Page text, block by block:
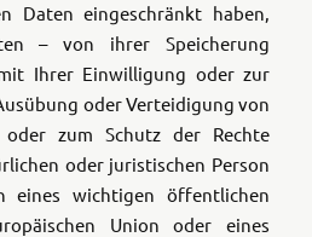
Daten eingeschränkt haben,
– von ihrer Speicherung
Ihrer Einwilligung oder zur
oder Verteidigung von
oder zum Schutz der Rechte
oder juristischen Person
eines wichtigen öffentlichen
Union oder eines